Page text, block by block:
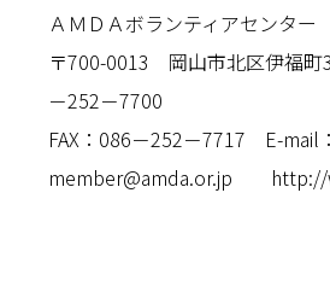
ＡＭＤＡボランティアセンター
〒700-0013 岡山市北区伊福
－252－7700
FAX：086－252－7717 E-mail：
member@amda.or.jp
http://